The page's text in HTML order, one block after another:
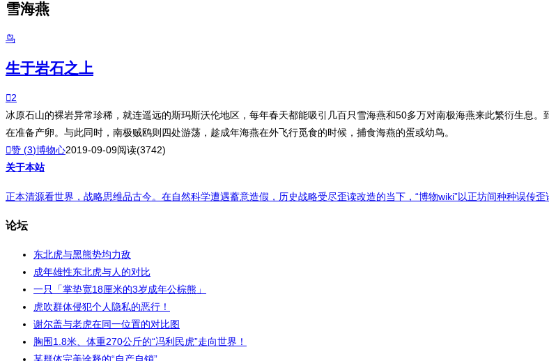
雪海燕
鸟
生于岩石之上
2
冰原石山的裸岩异常珍稀，就连遥远的斯玛斯沃伦地区，每年春天都能吸引几百只雪海燕和50多万对南极海燕来此繁衍生息
在准备产卵。与此同时，南极贼鸥则四处游荡，趁成年海燕在外飞行觅食的时候，捕食海燕的蛋或幼鸟。
赞 (3)博物心2019-09-09阅读(3742)
关于本站
正本清源看世界，战略思维品古今。在自然科学遭遇蓄意造假，历史战略受尽歪读改造的当下，“博物wiki”以正坊间种种误传歪
论坛
东北虎与黑熊势均力敌
成年雄性东北虎与人的对比
一只「掌垫宽18厘米的3岁成年公棕熊」
虎吹群体侵犯个人隐私的恶行！
谢尔盖与老虎在同一位置的对比图
胸围1.8米、体重270公斤的“冯利民虎”走向世界！